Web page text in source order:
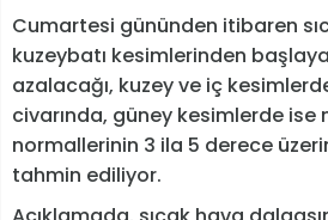
Cumartesi gününden itibaren
kuzeybatı kesimlerinden
azalacağı, kuzey ve iç
civarında, güney kesimlerde ise
normallerinin 3 ila 5 derece
tahmin ediliyor.